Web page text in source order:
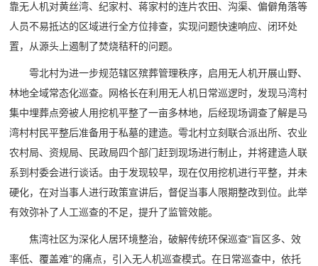
靠无人机对黄丝湾、纪家村、蒋家村的连片农田、沟渠、偏僻角落等
人员不易抵达的区域进行全方位排查，实现问题快速响应、闭环处
置，从源头上遏制了焚烧秸秆的问题。
雩北村为进一步规范辖区殡葬管理秩序，启用无人机开展山野、
林地全域常态化巡查。网格长在利用无人机日常巡逻时，发现马湾村
集中埋葬点旁被人用挖机平整了一亩多林地，后经现场调查了解是马
湾村村民平整后准备用于私墓的建造。雩北村立刻联合派出所、农业
农村局、资规局、民政局四个部门赶到现场进行制止，并将建造人联
系到村委会进行谈话。由于发现较早，现在仅用挖机进行平整，并未
硬化，在对当事人进行政策宣讲后，督促当事人限期整改到位。此举
有效弥补了人工巡查的不足，提升了监管效能。
焦湾社区为深化人居环境整治，破解传统环保巡查“盲区多、效
率低、覆盖难”的痛点，引入无人机巡查模式。在日常巡查中，依托